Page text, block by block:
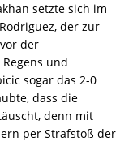
setzte sich im
der zur
der
und
sogar das 2-0
dass die
denn mit
per Strafstoß der